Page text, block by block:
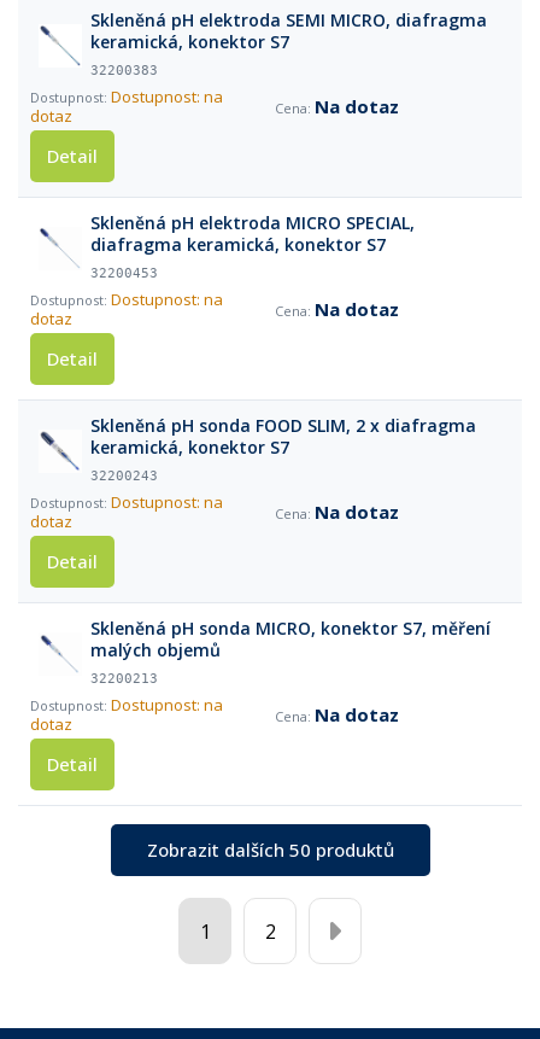
Skleněná pH elektroda SEMI MICRO, diafragma
keramická, konektor S7
32200383
Dostupnost: na
dotaz
Na dotaz
Detail
Skleněná pH elektroda MICRO SPECIAL,
diafragma keramická, konektor S7
32200453
Dostupnost: na
dotaz
Na dotaz
Detail
Skleněná pH sonda FOOD SLIM, 2 x diafragma
keramická, konektor S7
32200243
Dostupnost: na
dotaz
Na dotaz
Detail
Skleněná pH sonda MICRO, konektor S7, měření
malých objemů
32200213
Dostupnost: na
dotaz
Na dotaz
Detail
Zobrazit dalších 50 produktů
1 2